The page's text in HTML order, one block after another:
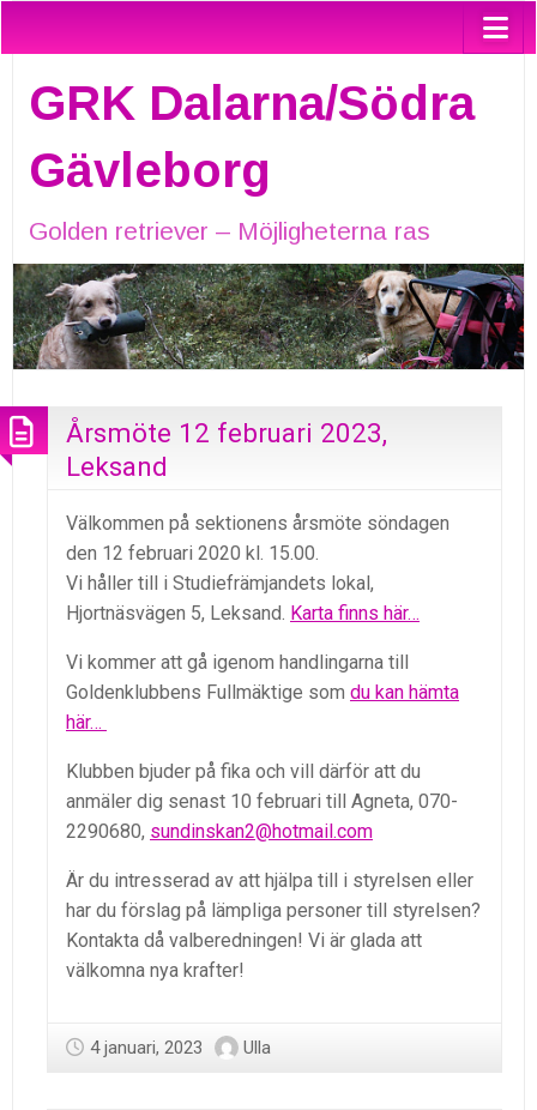
GRK Dalarna/Södra
Gävleborg
Golden retriever – Möjligheterna ras
Årsmöte 12 februari 2023,
Leksand
Välkommen på sektionens årsmöte söndagen
den 12 februari 2020 kl. 15.00.
Vi håller till i Studiefrämjandets lokal,
Hjortnäsvägen 5, Leksand. Karta finns här…
Vi kommer att gå igenom handlingarna till
Goldenklubbens Fullmäktige som du kan hämta
här…
Klubben bjuder på fika och vill därför att du
anmäler dig senast 10 februari till Agneta, 070-
2290680, sundinskan2@hotmail.com
Är du intresserad av att hjälpa till i styrelsen eller
har du förslag på lämpliga personer till styrelsen?
Kontakta då valberedningen! Vi är glada att
välkomna nya krafter!
4 januari, 2023 Ulla